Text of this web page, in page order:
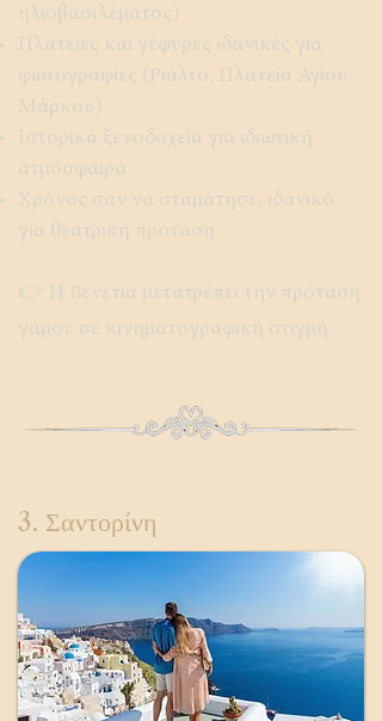
ηλιοβασιλέματος)
Πλατείες και γέφυρες ιδανικές για
φωτογραφίες (Ριάλτο, Πλατεία Αγίου
Μάρκου)
Ιστορικά ξενοδοχεία για ιδιωτική
ατμόσφαιρα
Χρόνος σαν να σταμάτησε, ιδανικό
για θεατρική πρόταση
👉 Η Βενετία μετατρέπει την πρόταση
γάμου σε κινηματογραφική στιγμή.
3. Σαντορίνη